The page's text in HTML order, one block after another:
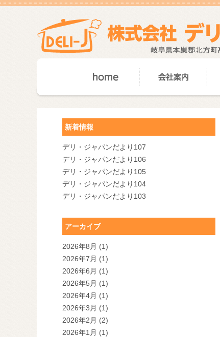
新着情報
デリ・ジャパンだより107
デリ・ジャパンだより106
デリ・ジャパンだより105
デリ・ジャパンだより104
デリ・ジャパンだより103
アーカイブ
2026年8月 (1)
2026年7月 (1)
2026年6月 (1)
2026年5月 (1)
2026年4月 (1)
2026年3月 (1)
2026年2月 (2)
2026年1月 (1)